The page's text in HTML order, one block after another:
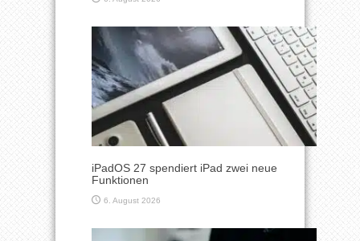
iPadOS 27 spendiert iPad zwei neue
Funktionen
6. August 2026